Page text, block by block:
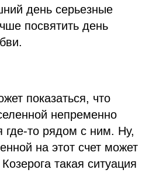
день серьезные
посвятить день
показаться, что
непременно
где-то рядом с ним. Ну,
на этот счет может
такая ситуация